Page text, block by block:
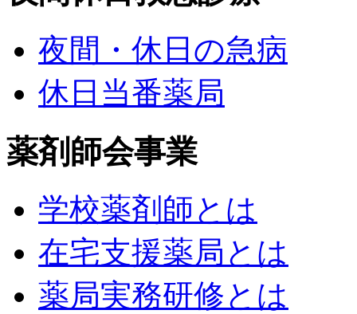
夜間・休日の急病
休日当番薬局
薬剤師会事業
学校薬剤師とは
在宅支援薬局とは
薬局実務研修とは